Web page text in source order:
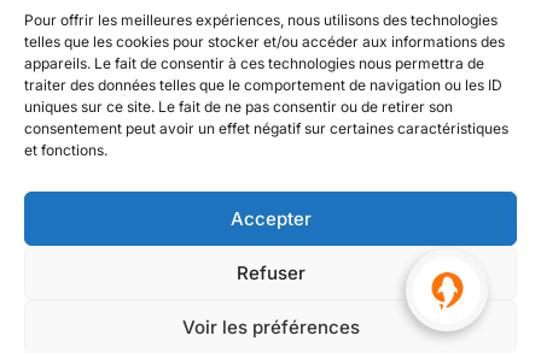
Pour offrir les meilleures expériences, nous utilisons des technologies
telles que les cookies pour stocker et/ou accéder aux informations des
appareils. Le fait de consentir à ces technologies nous permettra de
traiter des données telles que le comportement de navigation ou les ID
uniques sur ce site. Le fait de ne pas consentir ou de retirer son
consentement peut avoir un effet négatif sur certaines caractéristiques
et fonctions.
Accepter
Refuser
Voir les préférences
Joindre La Newsletter
Inscrivez-vous à notre newsletter pour recevoir gratuitement
nos nouveautés, des inspirations et bien plus encore.
S'inscrire
© 2026 Altapro | Tous droits Réservés.